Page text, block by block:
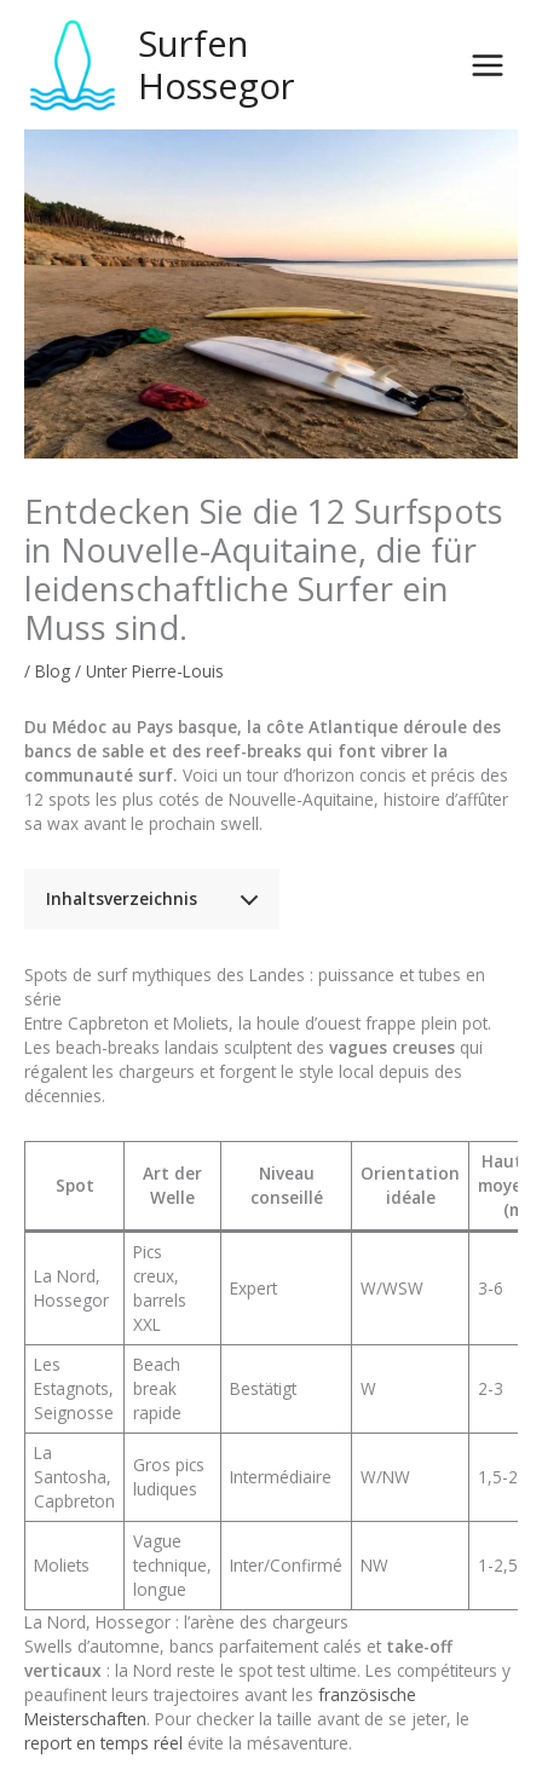
springen
Surfen
Hossegor
Entdecken Sie die 12 Surfspots
in Nouvelle-Aquitaine, die für
leidenschaftliche Surfer ein
Muss sind.
/ Blog / Unter Pierre-Louis
Du Médoc au Pays basque, la côte Atlantique déroule des
bancs de sable et des reef-breaks qui font vibrer la
communauté surf. Voici un tour d’horizon concis et précis des
12 spots les plus cotés de Nouvelle-Aquitaine, histoire d’affûter
sa wax avant le prochain swell.
Inhaltsverzeichnis
Spots de surf mythiques des Landes : puissance et tubes en
série
Entre Capbreton et Moliets, la houle d’ouest frappe plein pot.
Les beach-breaks landais sculptent des vagues creuses qui
régalent les chargeurs et forgent le style local depuis des
décennies.
Spot
Art der
Welle
Niveau
conseillé
Orientation
idéale
(m)
La Nord,
Hossegor
Pics
creux,
barrels
XXL
Expert W/WSW 3-6
Les
Estagnots,
Seignosse
Beach
break
rapide
Bestätigt W 2-3
La
Santosha,
Capbreton
Gros pics
ludiques
Intermédiaire W/NW 1,5-2,5
Moliets
Vague
technique,
longue
Inter/Confirmé NW 1-2,5
La Nord, Hossegor : l’arène des chargeurs
Swells d’automne, bancs parfaitement calés et take-off
verticaux : la Nord reste le spot test ultime. Les compétiteurs y
peaufinent leurs trajectoires avant les französische
Meisterschaften. Pour checker la taille avant de se jeter, le
report en temps réel évite la mésaventure.